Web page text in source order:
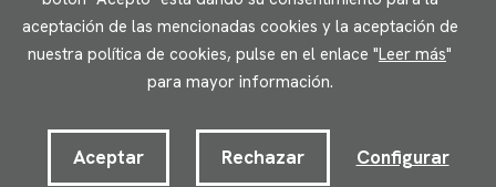
Aviso legal Política de privacidad
Uso de cookies
Accesibilidad
aceptación de las mencionadas cookies y la aceptación de
nuestra política de cookies, pulse en el enlace "Leer más"
para mayor información.
Aceptar Rechazar Configurar